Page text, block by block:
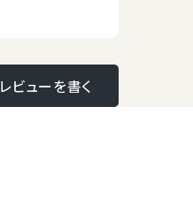
レビューを書く